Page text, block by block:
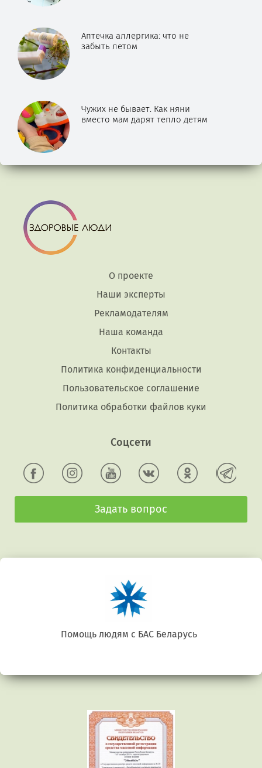
Аптечка аллергика: что не
забыть летом
Чужих не бывает. Как няни
вместо мам дарят тепло детям
О проекте
Наши эксперты
Рекламодателям
Наша команда
Контакты
Политика конфиденциальности
Пользовательское соглашение
Политика обработки файлов куки
Соцсети
Задать вопрос
Беларусь. Gluten free
Предыдущий